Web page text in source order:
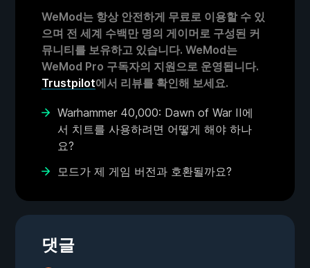
WeMod는 항상 안전하게 무료로 이용할 수 있
으며 전 세계 수백만 명의 게이머로 구성된 커
뮤니티를 보유하고 있습니다. WeMod는
WeMod Pro 구독자의 지원으로 운영됩니다.
Trustpilot에서 리뷰를 확인해 보세요.
Warhammer 40,000: Dawn of War II에
서 치트를 사용하려면 어떻게 해야 하나
요?
모드가 제 게임 버전과 호환될까요?
댓글